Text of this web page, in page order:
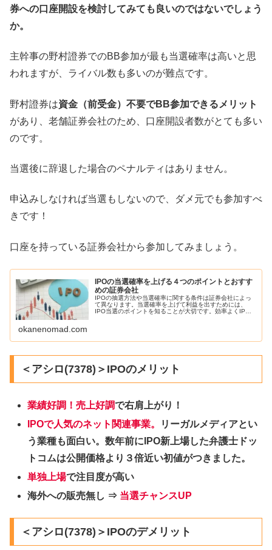
券への口座開設を検討してみても良いのではないでしょう
か。
主幹事の野村證券でのBB参加が最も当選確率は高いと思
われますが、ライバル数も多いのが難点です。
野村證券は資金（前受金）不要でBB参加できるメリット
があり、老舗証券会社のため、口座開設者数がとても多い
のです。
当選後に辞退した場合のペナルティはありません。
申込みしなければ当選もしないので、ダメ元でも参加すべ
きです！
口座を持っている証券会社から参加してみましょう。
IPOの当選確率を上げる４つのポイントとおすす
めの証券会社
IPOの抽選方法や当選確率に関する条件は証券会社によっ
て異なります。当選確率を上げて利益を出すためには、
IPO当選のポイントを知ることが大切です。効率よくIPO
okanenomad.com
＜アシロ(7378)＞IPOのメリット
業績好調！売上好調で右肩上がり！
IPOで人気のネット関連事業。
リーガルメディアとい
う業種も面白い。数年前にIPO新上場した弁護士ドッ
トコムは公開価格より３倍近い初値がつきました。
単独上場で注目度が高い
海外への販売無し ⇒ 当選チャンスUP
＜アシロ(7378)＞IPOのデメリット